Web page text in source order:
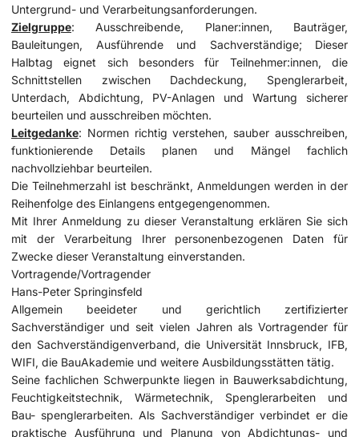
Untergrund- und Verarbeitungsanforderungen.
Zielgruppe: Ausschreibende, Planer:innen, Bauträger,
Bauleitungen, Ausführende und Sachverständige; Dieser
Halbtag eignet sich besonders für Teilnehmer:innen, die
Schnittstellen zwischen Dachdeckung, Spenglerarbeit,
Unterdach, Abdichtung, PV-Anlagen und Wartung sicherer
beurteilen und ausschreiben möchten.
Leitgedanke: Normen richtig verstehen, sauber ausschreiben,
funktionierende Details planen und Mängel fachlich
nachvollziehbar beurteilen.
Die Teilnehmerzahl ist beschränkt, Anmeldungen werden in der
Reihenfolge des Einlangens entgegengenommen.
Mit Ihrer Anmeldung zu dieser Veranstaltung erklären Sie sich
mit der Verarbeitung Ihrer personenbezogenen Daten für
Zwecke dieser Veranstaltung einverstanden.
Vortragende/Vortragender
Hans-Peter Springinsfeld
Allgemein beeideter und gerichtlich zertifizierter
Sachverständiger und seit vielen Jahren als Vortragender für
den Sachverständigenverband, die Universität Innsbruck, IFB,
WIFI, die BauAkademie und weitere Ausbildungsstätten tätig.
Seine fachlichen Schwerpunkte liegen in Bauwerksabdichtung,
Feuchtigkeitstechnik, Wärmetechnik, Spenglerarbeiten und
Bau- spenglerarbeiten. Als Sachverständiger verbindet er die
praktische Ausführung und Planung von Abdichtungs- und